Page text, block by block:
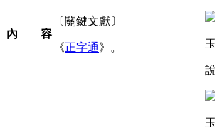
內 容
〔關鍵文獻〕
《正字通》。